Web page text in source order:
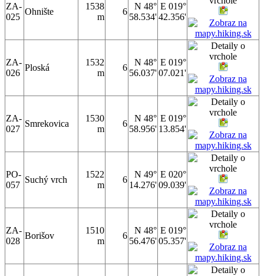
ZA-
025
Ohnište
1538
m
6
N 48°
58.534'
E 019°
42.356'
ZA-
026
Ploská
1532
m
6
N 48°
56.037'
E 019°
07.021'
ZA-
027
Smrekovica
1530
m
6
N 48°
58.956'
E 019°
13.854'
PO-
057
Suchý vrch
1522
m
6
N 49°
14.276'
E 020°
09.039'
ZA-
028
Borišov
1510
m
6
N 48°
56.476'
E 019°
05.357'